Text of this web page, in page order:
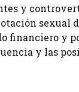
y
sexual
financiero y
y las